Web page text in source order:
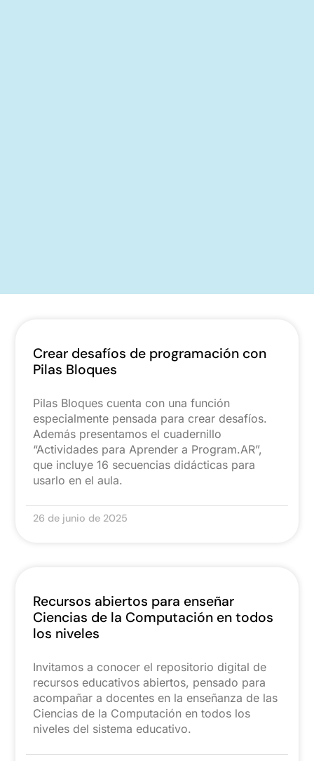
Crear desafíos de programación con
Pilas Bloques
Pilas Bloques cuenta con una función
especialmente pensada para crear desafíos.
Además presentamos el cuadernillo
“Actividades para Aprender a Program.AR”,
que incluye 16 secuencias didácticas para
usarlo en el aula.
26 de junio de 2025
Recursos abiertos para enseñar
Ciencias de la Computación en todos
los niveles
Invitamos a conocer el repositorio digital de
recursos educativos abiertos, pensado para
acompañar a docentes en la enseñanza de las
Ciencias de la Computación en todos los
niveles del sistema educativo.